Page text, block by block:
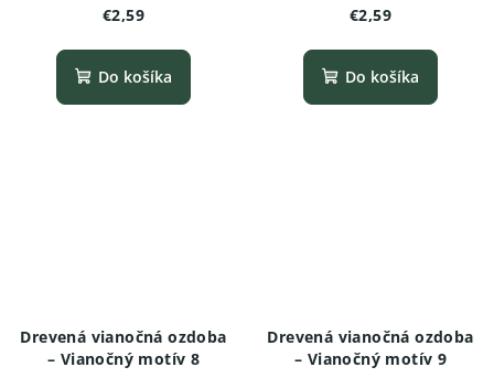
€2,59
Do košíka
€2,59
Do košíka
Drevená vianočná ozdoba
– Vianočný motív 8
Drevená vianočná ozdoba
– Vianočný motív 9